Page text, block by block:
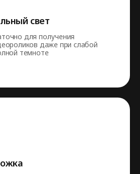
свет
для получения
даже при слабой
темноте